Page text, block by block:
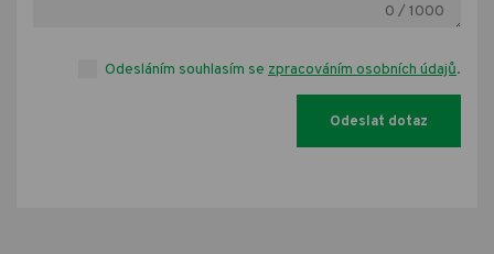
0 / 1000
Odesláním souhlasím se zpracováním osobních údajů.